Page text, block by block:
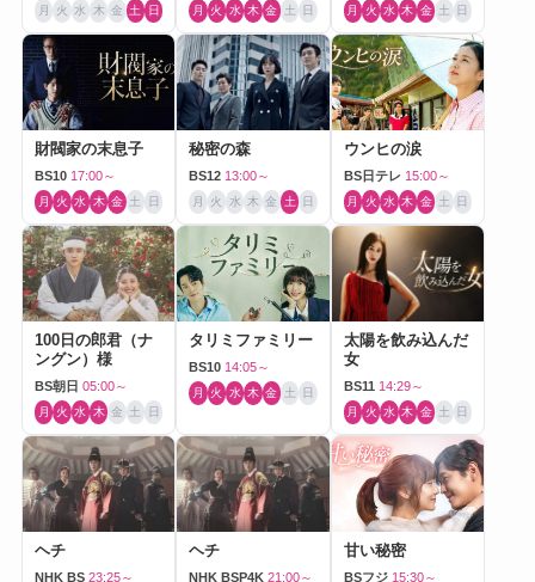
月 火 水 木 金 土 日 月 火 水 木 金 土 日 月 火 水 木 金 土 日
財閥家の末息子
BS10 17:00～
月 火 水 木 金 土 日
秘密の森
BS12 13:00～
月 火 水 木 金 土 日
ウンヒの涙
BS日テレ 15:00～
月 火 水 木 金 土 日
100日の郎君（ナ
ングン）様
BS朝日 05:00～
月 火 水 木 金 土 日
タリミファミリー
BS10 14:05～
月 火 水 木 金 土 日
太陽を飲み込んだ
女
BS11 14:29～
月 火 水 木 金 土 日
ヘチ
NHK BS 23:25～
ヘチ
NHK BSP4K 21:00～
甘い秘密
BSフジ 15:30～